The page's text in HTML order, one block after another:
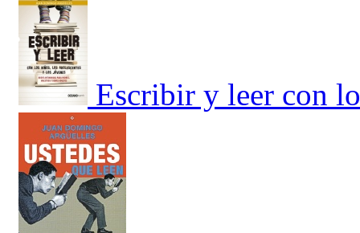
Escribir y leer con